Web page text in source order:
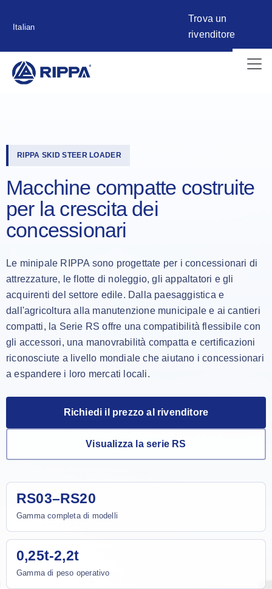
Italian
Trova un
rivenditore
RIPPA SKID STEER LOADER
Macchine compatte costruite
per la crescita dei
concessionari
Le minipale RIPPA sono progettate per i concessionari di
attrezzature, le flotte di noleggio, gli appaltatori e gli
acquirenti del settore edile. Dalla paesaggistica e
dall'agricoltura alla manutenzione municipale e ai cantieri
compatti, la Serie RS offre una compatibilità flessibile con
gli accessori, una manovrabilità compatta e certificazioni
riconosciute a livello mondiale che aiutano i concessionari
a espandere i loro mercati locali.
Richiedi il prezzo al rivenditore
Visualizza la serie RS
RS03–RS20
Gamma completa di modelli
0,25t-2,2t
Gamma di peso operativo